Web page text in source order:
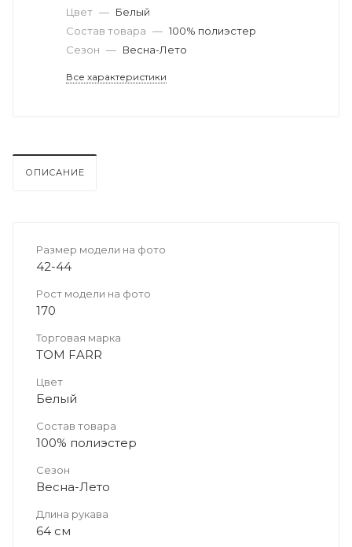
Цвет — Белый
Состав товара — 100% полиэстер
Сезон — Весна-Лето
Все характеристики
ОПИСАНИЕ
Размер модели на фото
42-44
Рост модели на фото
170
Торговая марка
TOM FARR
Цвет
Белый
Состав товара
100% полиэстер
Сезон
Весна-Лето
Длина рукава
64 см